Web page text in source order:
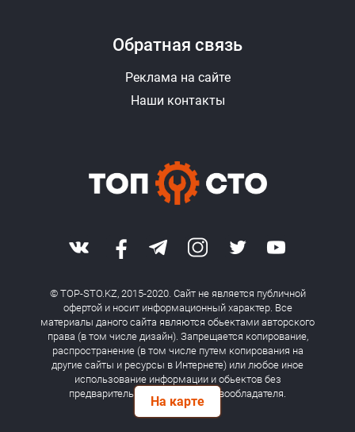
На карте
Обратная связь
Реклама на сайте
Наши контакты
© TOP-STO.KZ, 2015-2020. Сайт не является публичной
офертой и носит информационный характер. Все
материалы даного сайта являются обьектами авторского
права (в том числе дизайн). Запрещается копирование,
распространение (в том числе путем копирования на
другие сайты и ресурсы в Интернете) или любое иное
использование информации и обьектов без
предварительного согласия правообладателя.